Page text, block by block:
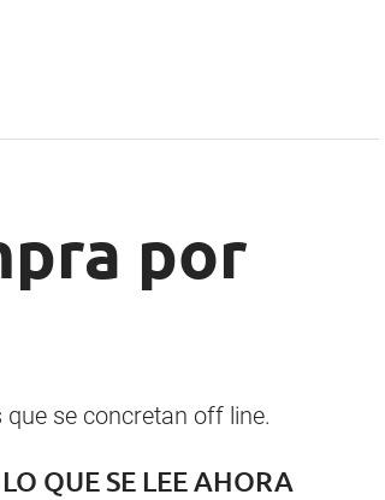
por
se concretan off line.
LO QUE SE LEE AHORA